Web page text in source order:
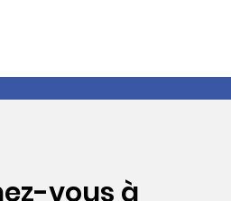
vous à